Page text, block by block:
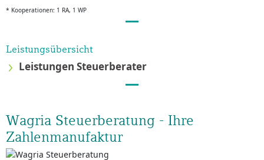
* Kooperationen: 1 RA, 1 WP
Leistungsübersicht
Leistungen Steuerberater
Wagria Steuerberatung - Ihre
Zahlenmanufaktur